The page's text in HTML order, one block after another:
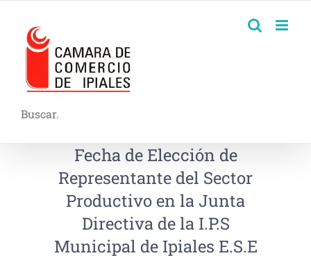
Buscar.
Fecha de Elección de
Representante del Sector
Productivo en la Junta
Directiva de la I.P.S
Municipal de Ipiales E.S.E